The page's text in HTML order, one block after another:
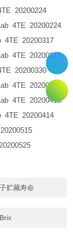
20200224
4TE 20200224
4TE 20200317
4TE 20200317
20200330
4TE 20200331
4TE 20200413
4TE 20200414
20200515
20200525
贮藏寿命